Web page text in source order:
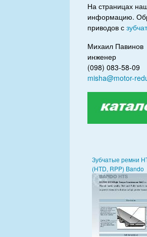
На страницах
информацию.
приводов с
Михаил Павинов
инженер
(098) 083-58-09
misha@motor-
Зубчатые ремни
(HTD, RPP) Bando